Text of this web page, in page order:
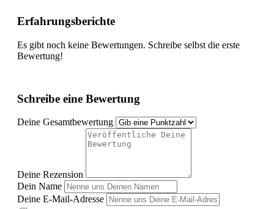
Erfahrungsberichte
Es gibt noch keine Bewertungen. Schreibe selbst die erste
Bewertung!
Schreibe eine Bewertung
Deine Gesamtbewertung
Deine Rezension
Dein Name
Deine E-Mail-Adresse